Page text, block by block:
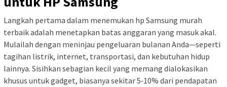
Langkah pertama dalam menemukan hp Samsung murah
terbaik adalah menetapkan batas anggaran yang masuk akal.
Mulailah dengan meninjau pengeluaran bulanan Anda—seperti
tagihan listrik, internet, transportasi, dan kebutuhan hidup
lainnya. Sisihkan sebagian kecil yang memang dialokasikan
khusus untuk gadget, biasanya sekitar 5‑10% dari pendapatan